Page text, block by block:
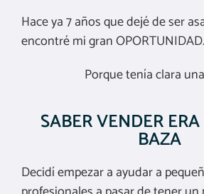
Hace ya 7 años que dejé de ser
encontré mi gran OPORTUNIDAD.
Porque tenía clara
SABER VENDER
BAZA
Decidí empezar a ayudar a